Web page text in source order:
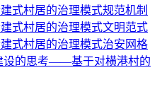
式村居的治理模式规范机制
式村居的治理模式文明范式
式村居的治理模式治安网格
设的思考——基于对横港村的